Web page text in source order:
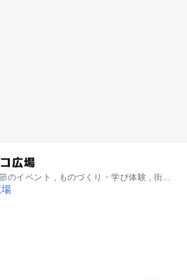
広場
のイベント , ものづくり・学び体験 , 街な